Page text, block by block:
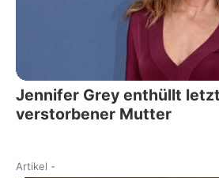
Jennifer Grey enthüllt
verstorbener Mutter
Artikel -